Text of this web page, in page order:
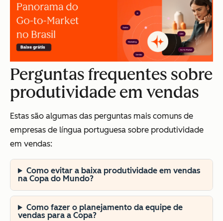
Perguntas frequentes sobre
produtividade em vendas
Estas são algumas das perguntas mais comuns de
empresas de língua portuguesa sobre produtividade
em vendas:
Como evitar a baixa produtividade em vendas
na Copa do Mundo?
Como fazer o planejamento da equipe de
vendas para a Copa?